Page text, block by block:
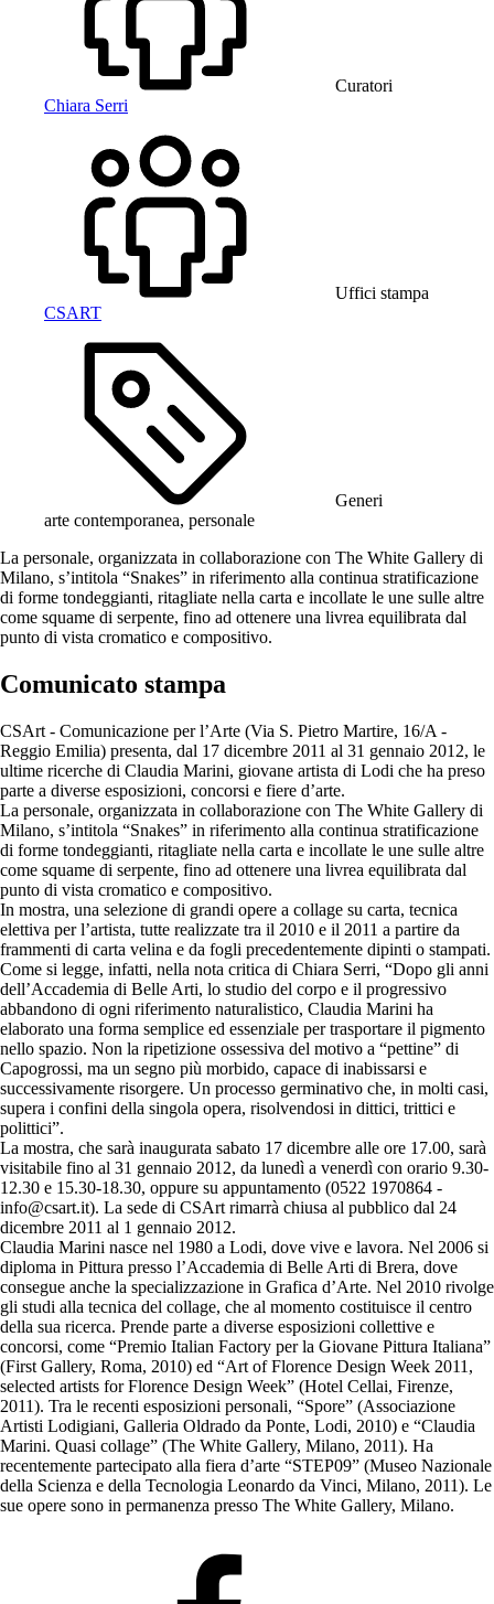
Curatori
Chiara Serri
Uffici stampa
CSART
Generi
arte contemporanea, personale
La personale, organizzata in collaborazione con The White Gallery di
Milano, s’intitola “Snakes” in riferimento alla continua stratificazione
di forme tondeggianti, ritagliate nella carta e incollate le une sulle altre
come squame di serpente, fino ad ottenere una livrea equilibrata dal
punto di vista cromatico e compositivo.
Comunicato stampa
CSArt - Comunicazione per l’Arte (Via S. Pietro Martire, 16/A -
Reggio Emilia) presenta, dal 17 dicembre 2011 al 31 gennaio 2012, le
ultime ricerche di Claudia Marini, giovane artista di Lodi che ha preso
parte a diverse esposizioni, concorsi e fiere d’arte.
La personale, organizzata in collaborazione con The White Gallery di
Milano, s’intitola “Snakes” in riferimento alla continua stratificazione
di forme tondeggianti, ritagliate nella carta e incollate le une sulle altre
come squame di serpente, fino ad ottenere una livrea equilibrata dal
punto di vista cromatico e compositivo.
In mostra, una selezione di grandi opere a collage su carta, tecnica
elettiva per l’artista, tutte realizzate tra il 2010 e il 2011 a partire da
frammenti di carta velina e da fogli precedentemente dipinti o stampati.
Come si legge, infatti, nella nota critica di Chiara Serri, “Dopo gli anni
dell’Accademia di Belle Arti, lo studio del corpo e il progressivo
abbandono di ogni riferimento naturalistico, Claudia Marini ha
elaborato una forma semplice ed essenziale per trasportare il pigmento
nello spazio. Non la ripetizione ossessiva del motivo a “pettine” di
Capogrossi, ma un segno più morbido, capace di inabissarsi e
successivamente risorgere. Un processo germinativo che, in molti casi,
supera i confini della singola opera, risolvendosi in dittici, trittici e
polittici”.
La mostra, che sarà inaugurata sabato 17 dicembre alle ore 17.00, sarà
visitabile fino al 31 gennaio 2012, da lunedì a venerdì con orario 9.30-
12.30 e 15.30-18.30, oppure su appuntamento (0522 1970864 -
info@csart.it). La sede di CSArt rimarrà chiusa al pubblico dal 24
dicembre 2011 al 1 gennaio 2012.
Claudia Marini nasce nel 1980 a Lodi, dove vive e lavora. Nel 2006 si
diploma in Pittura presso l’Accademia di Belle Arti di Brera, dove
consegue anche la specializzazione in Grafica d’Arte. Nel 2010 rivolge
gli studi alla tecnica del collage, che al momento costituisce il centro
della sua ricerca. Prende parte a diverse esposizioni collettive e
concorsi, come “Premio Italian Factory per la Giovane Pittura Italiana”
(First Gallery, Roma, 2010) ed “Art of Florence Design Week 2011,
selected artists for Florence Design Week” (Hotel Cellai, Firenze,
2011). Tra le recenti esposizioni personali, “Spore” (Associazione
Artisti Lodigiani, Galleria Oldrado da Ponte, Lodi, 2010) e “Claudia
Marini. Quasi collage” (The White Gallery, Milano, 2011). Ha
recentemente partecipato alla fiera d’arte “STEP09” (Museo Nazionale
della Scienza e della Tecnologia Leonardo da Vinci, Milano, 2011). Le
sue opere sono in permanenza presso The White Gallery, Milano.